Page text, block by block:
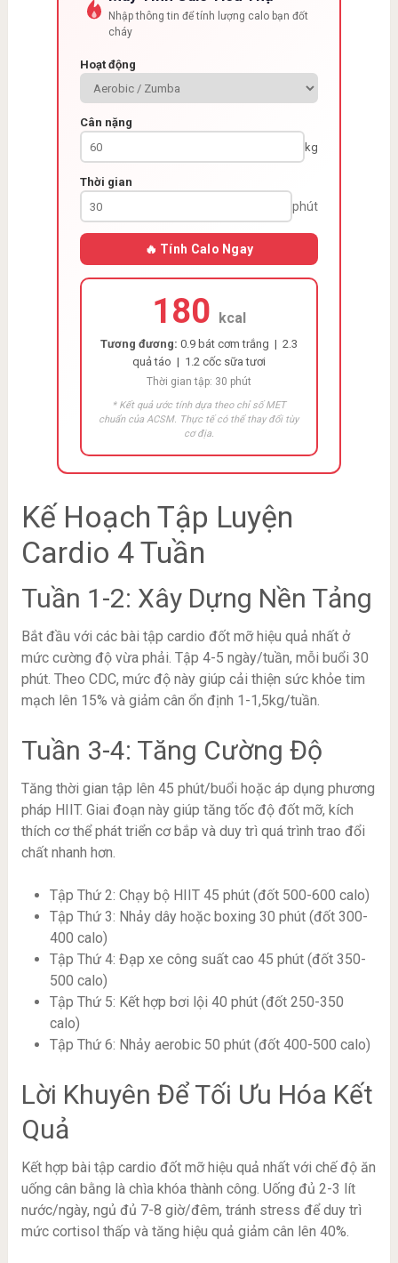
Nhập thông tin để tính lượng calo bạn đốt
cháy
Hoạt động
Cân nặng
kg
Thời gian
phút
🔥 Tính Calo Ngay
180 kcal
Tương đương: 0.9 bát cơm trắng | 2.3
quả táo | 1.2 cốc sữa tươi
Thời gian tập: 30 phút
* Kết quả ước tính dựa theo chỉ số MET
chuẩn của ACSM. Thực tế có thể thay đổi tùy
cơ địa.
Kế Hoạch Tập Luyện
Cardio 4 Tuần
Tuần 1-2: Xây Dựng Nền Tảng
Bắt đầu với các bài tập cardio đốt mỡ hiệu quả nhất ở
mức cường độ vừa phải. Tập 4-5 ngày/tuần, mỗi buổi 30
phút. Theo CDC, mức độ này giúp cải thiện sức khỏe tim
mạch lên 15% và giảm cân ổn định 1-1,5kg/tuần.
Tuần 3-4: Tăng Cường Độ
Tăng thời gian tập lên 45 phút/buổi hoặc áp dụng phương
pháp HIIT. Giai đoạn này giúp tăng tốc độ đốt mỡ, kích
thích cơ thể phát triển cơ bắp và duy trì quá trình trao đổi
chất nhanh hơn.
Tập Thứ 2: Chạy bộ HIIT 45 phút (đốt 500-600 calo)
Tập Thứ 3: Nhảy dây hoặc boxing 30 phút (đốt 300-
400 calo)
Tập Thứ 4: Đạp xe công suất cao 45 phút (đốt 350-
500 calo)
Tập Thứ 5: Kết hợp bơi lội 40 phút (đốt 250-350
calo)
Tập Thứ 6: Nhảy aerobic 50 phút (đốt 400-500 calo)
Lời Khuyên Để Tối Ưu Hóa Kết
Quả
Kết hợp bài tập cardio đốt mỡ hiệu quả nhất với chế độ ăn
uống cân bằng là chìa khóa thành công. Uống đủ 2-3 lít
nước/ngày, ngủ đủ 7-8 giờ/đêm, tránh stress để duy trì
mức cortisol thấp và tăng hiệu quả giảm cân lên 40%.